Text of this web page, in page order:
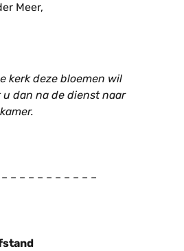
Meer,
kerk deze bloemen wil
u dan na de dienst naar
– – – – – – – – – –